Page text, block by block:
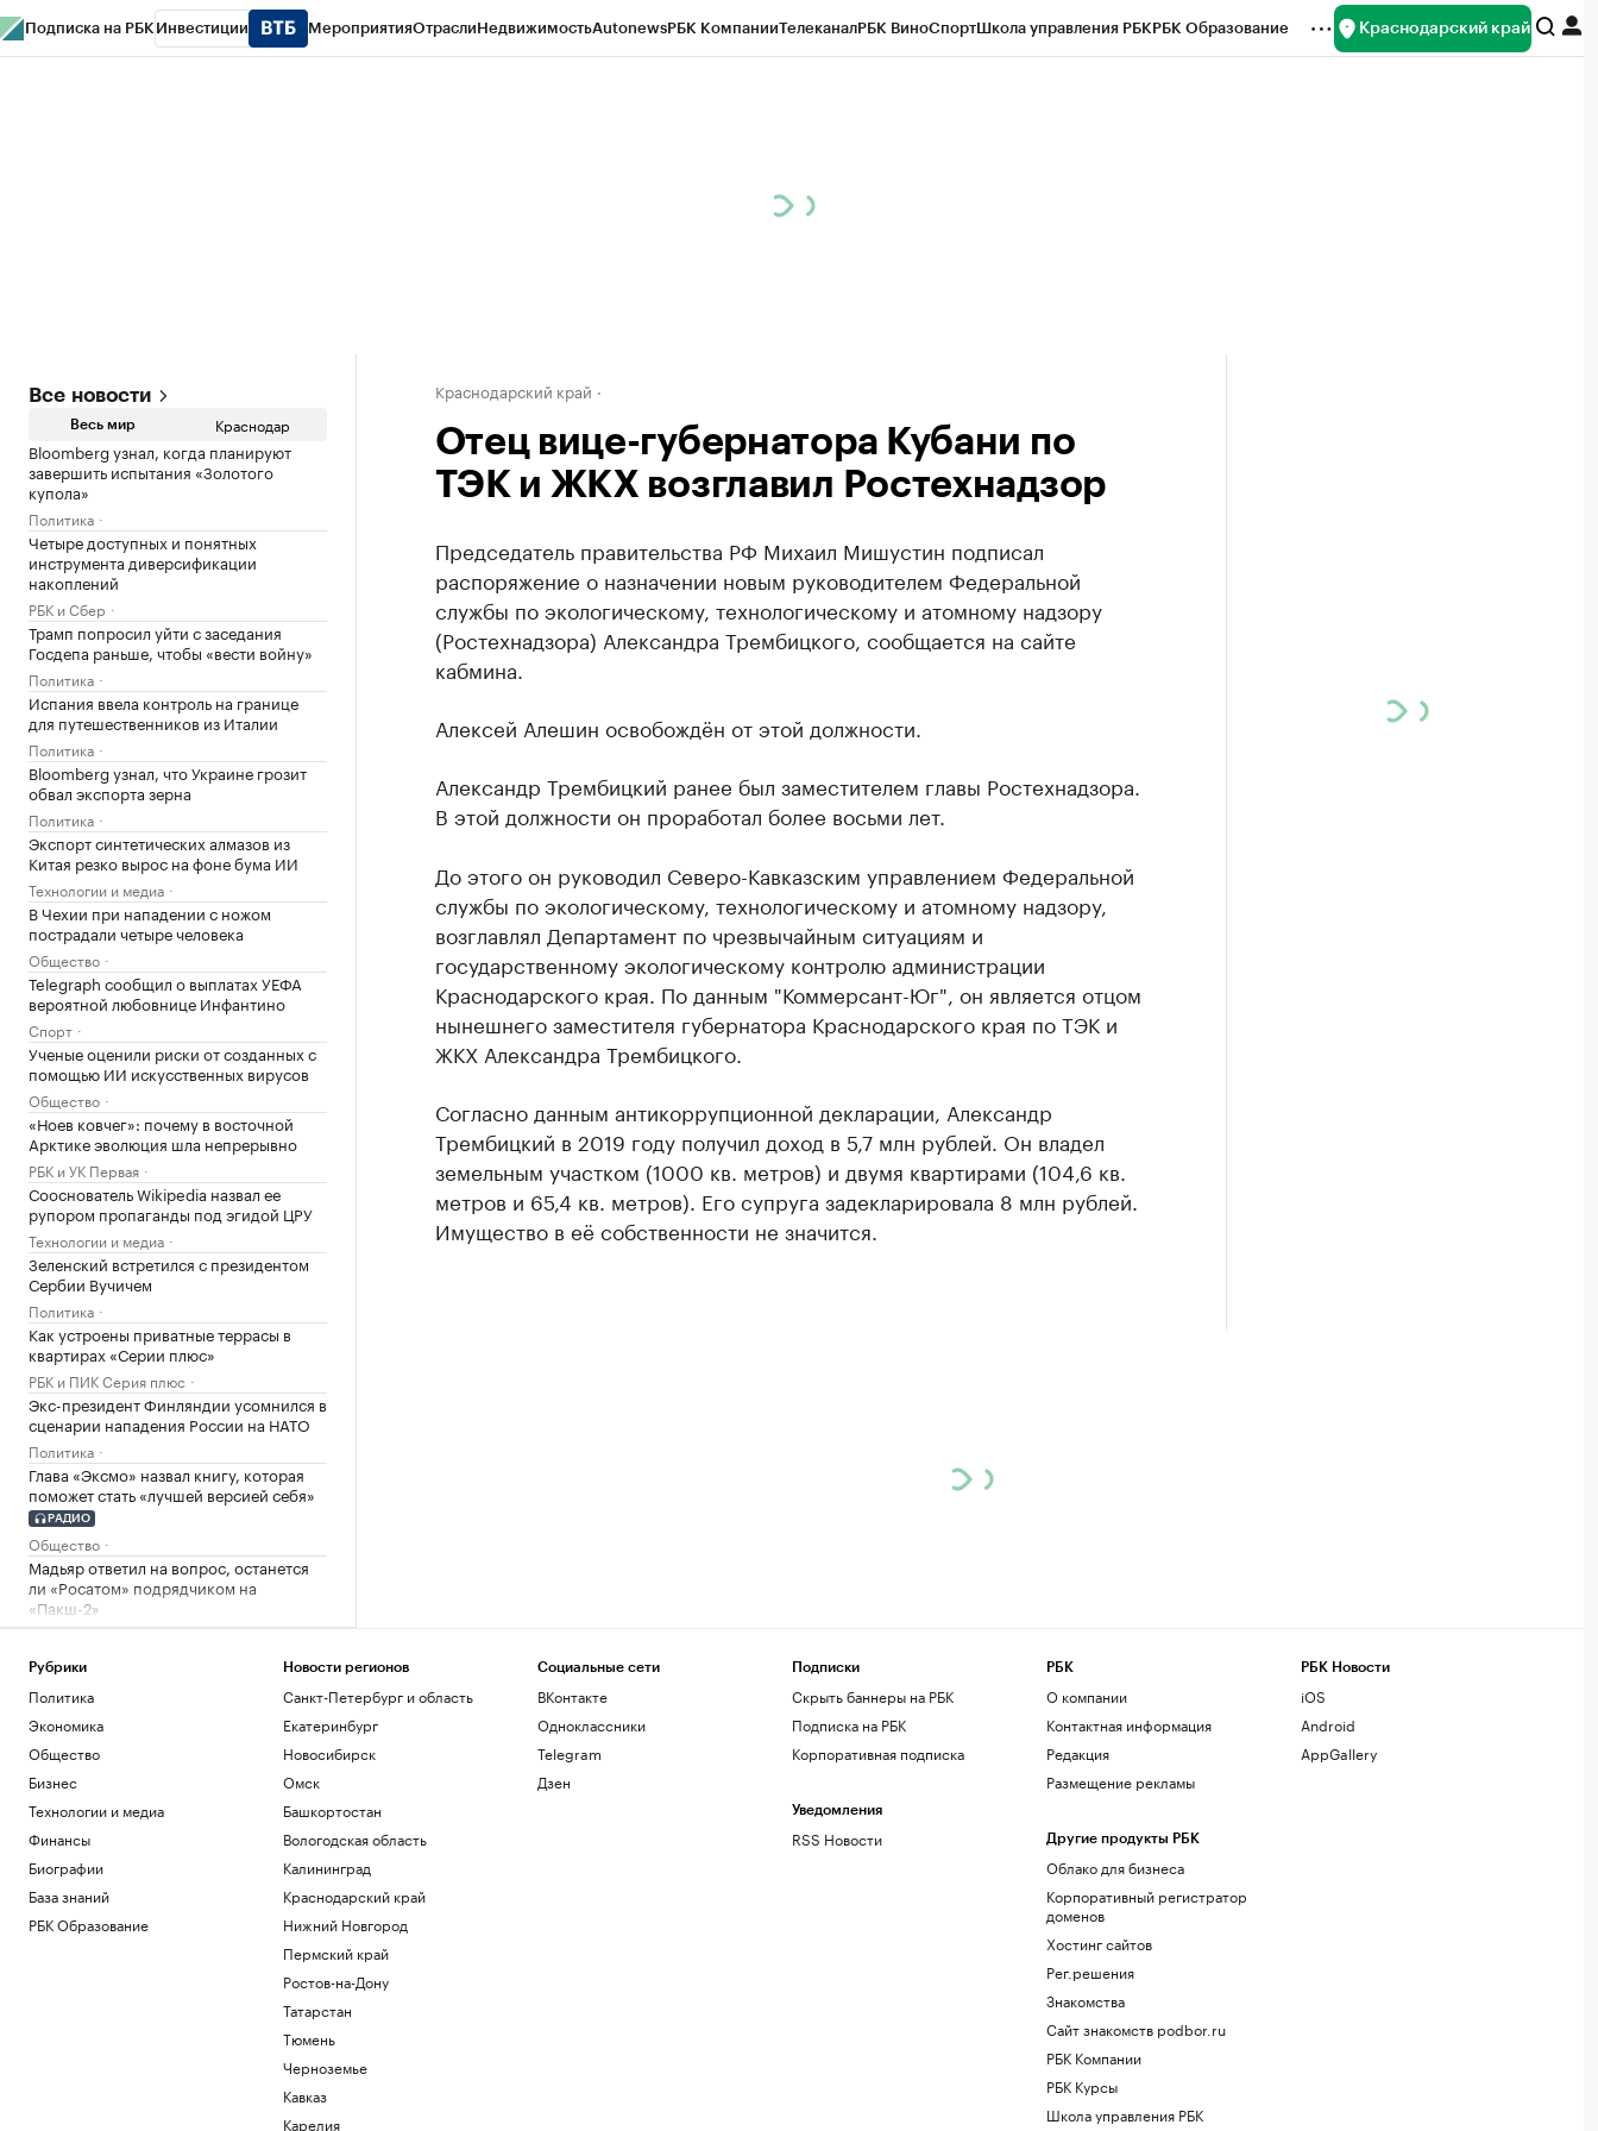
Подписка на РБК Инвестиции МероприятияОтраслиНедвижимостьAutonewsРБК КомпанииТелеканалРБК ВиноСпортШкола управления РБКРБК Образование Краснодарский край
Все новости
Весь мир Краснодар
Bloomberg узнал, когда планируют
завершить испытания «Золотого
купола»
Политика
Четыре доступных и понятных
инструмента диверсификации
накоплений
РБК и Сбер
Трамп попросил уйти с заседания
Госдепа раньше, чтобы «вести войну»
Политика
Испания ввела контроль на границе
для путешественников из Италии
Политика
Bloomberg узнал, что Украине грозит
обвал экспорта зерна
Политика
Экспорт синтетических алмазов из
Китая резко вырос на фоне бума ИИ
Технологии и медиа
В Чехии при нападении с ножом
пострадали четыре человека
Общество
Telegraph сообщил о выплатах УЕФА
вероятной любовнице Инфантино
Спорт
Ученые оценили риски от созданных с
помощью ИИ искусственных вирусов
Общество
«Ноев ковчег»: почему в восточной
Арктике эволюция шла непрерывно
РБК и УК Первая
Сооснователь Wikipedia назвал ее
рупором пропаганды под эгидой ЦРУ
Технологии и медиа
Зеленский встретился с президентом
Сербии Вучичем
Политика
Как устроены приватные террасы в
квартирах «Серии плюс»
РБК и ПИК Серия плюс
Экс-президент Финляндии усомнился в
сценарии нападения России на НАТО
Политика
Глава «Эксмо» назвал книгу, которая
поможет стать «лучшей версией себя»
РАДИО
Общество
Мадьяр ответил на вопрос, останется
ли «Росатом» подрядчиком на
«Пакш-2»
Политика
Росфинмониторинг рассказал, как
помог выявить криптомошенников в
Москве
Политика
Андреева проиграла 34-й ракетке мира
в третьем круге турнира в Торонто
Спорт
РПЦ ответила на призыв уйти из
Африки
Политика
Минпромторг сообщил об изучении
властями идей по поддержке селлеров
WB
Краснодарский край
Отец вице-губернатора Кубани по
ТЭК и ЖКХ возглавил Ростехнадзор
Председатель правительства РФ Михаил Мишустин подписал
распоряжение о назначении новым руководителем Федеральной
службы по экологическому, технологическому и атомному надзору
(Ростехнадзора) Александра Трембицкого, сообщается на сайте
кабмина.
Алексей Алешин освобождён от этой должности.
Александр Трембицкий ранее был заместителем главы Ростехнадзора.
В этой должности он проработал более восьми лет.
До этого он руководил Северо-Кавказским управлением Федеральной
службы по экологическому, технологическому и атомному надзору,
возглавлял Департамент по чрезвычайным ситуациям и
государственному экологическому контролю администрации
Краснодарского края. По данным "Коммерсант-Юг", он является отцом
нынешнего заместителя губернатора Краснодарского края по ТЭК и
ЖКХ Александра Трембицкого.
Согласно данным антикоррупционной декларации, Александр
Трембицкий в 2019 году получил доход в 5,7 млн рублей. Он владел
земельным участком (1000 кв. метров) и двумя квартирами (104,6 кв.
метров и 65,4 кв. метров). Его супруга задекларировала 8 млн рублей.
Имущество в её собственности не значится.
Рубрики
Политика
Экономика
Общество
Бизнес
Технологии и медиа
Финансы
Биографии
База знаний
РБК Образование
Новости регионов
Санкт-Петербург и область
Екатеринбург
Новосибирск
Омск
Башкортостан
Вологодская область
Калининград
Краснодарский край
Нижний Новгород
Пермский край
Ростов-на-Дону
Татарстан
Тюмень
Черноземье
Кавказ
Карелия
Социальные сети
ВКонтакте
Одноклассники
Telegram
Дзен
Подписки
Скрыть баннеры на РБК
Подписка на РБК
Корпоративная подписка
Уведомления
RSS Новости
РБК
О компании
Контактная информация
Редакция
Размещение рекламы
Другие продукты РБК
Облако для бизнеса
Корпоративный регистратор
доменов
Хостинг сайтов
Рег.решения
Знакомства
Сайт знакомств podbor.ru
РБК Компании
РБК Курсы
Школа управления РБК
РБК Новости
iOS
Android
AppGallery